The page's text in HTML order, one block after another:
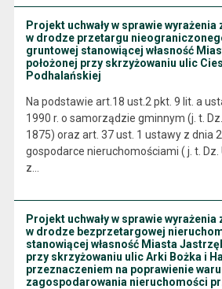
Projekt uchwały w sprawie
w drodze przetargu
gruntowej stanowiącej własność
położonej przy skrzyżowaniu ulic
Podhalańskiej
Na podstawie art.18 ust.2 pkt. 9 lit. a
1990 r. o samorządzie gminnym (j. t. Dz.
1875) oraz art. 37 ust. 1 ustawy z dnia
gospodarce nieruchomościami ( j. t. Dz.
z…
Projekt uchwały w sprawie
w drodze bezprzetargowej
stanowiącej własność Miasta
przy skrzyżowaniu ulic Arki Bożka i
przeznaczeniem na poprawienie
zagospodarowania nieruchomości